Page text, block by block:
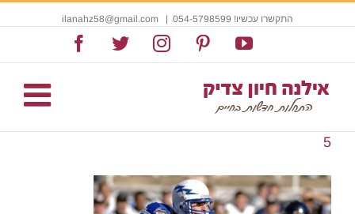
התקשרו עכשיו! 054-5798599 |
YouTube
Pinterest
Instagram
Twitter
5